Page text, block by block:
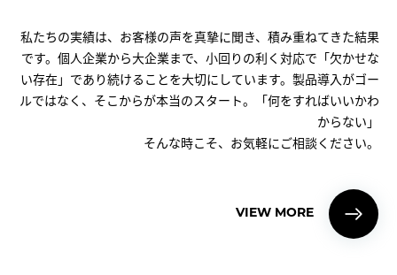
私たちの実績は、お客様の声を真摯に聞き、積み重ねてきた結果
です。個人企業から大企業まで、小回りの利く対応で「欠かせな
い存在」であり続けることを大切にしています。製品導入がゴー
ルではなく、そこからが本当のスタート。「何をすればいいかわ
からない」
VIEW MORE